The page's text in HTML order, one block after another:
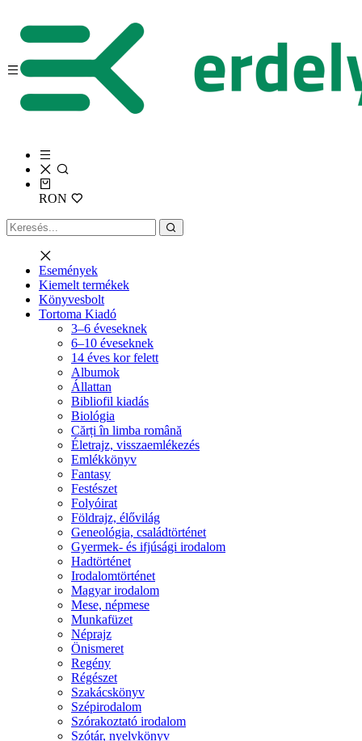
RON
Események
Kiemelt termékek
Könyvesbolt
Tortoma Kiadó
3–6 éveseknek
6–10 éveseknek
14 éves kor felett
Albumok
Állattan
Bibliofil kiadás
Biológia
Cărți în limba română
Életrajz, visszaemlékezés
Emlékkönyv
Fantasy
Festészet
Folyóirat
Földrajz, élővilág
Geneológia, családtörténet
Gyermek- és ifjúsági irodalom
Hadtörténet
Irodalomtörténet
Magyar irodalom
Mese, népmese
Munkafüzet
Néprajz
Önismeret
Regény
Régészet
Szakácskönyv
Szépirodalom
Szórakoztató irodalom
Szótár, nyelvkönyv